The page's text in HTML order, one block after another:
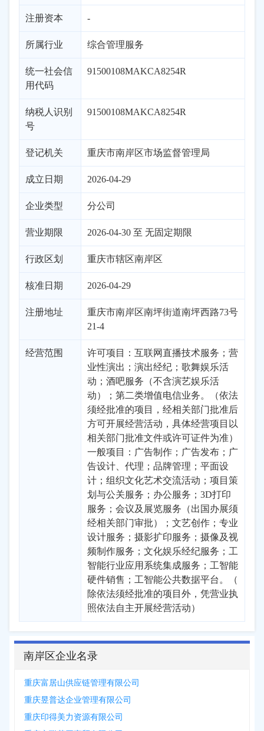
注册资本 -
所属行业 综合管理服务
统一社会信
用代码
91500108MAKCA8254R
纳税人识别
号
91500108MAKCA8254R
登记机关 重庆市南岸区市场监督管理局
成立日期 2026-04-29
企业类型 分公司
营业期限 2026-04-30 至 无固定期限
行政区划 重庆市辖区南岸区
核准日期 2026-04-29
注册地址
重庆市南岸区南坪街道南坪西路73号
21-4
经营范围
许可项目：互联网直播技术服务；营
业性演出；演出经纪；歌舞娱乐活
动；酒吧服务（不含演艺娱乐活
动）；第二类增值电信业务。（依法
须经批准的项目，经相关部门批准后
方可开展经营活动，具体经营项目以
相关部门批准文件或许可证件为准）
一般项目：广告制作；广告发布；广
告设计、代理；品牌管理；平面设
计；组织文化艺术交流活动；项目策
划与公关服务；办公服务；3D打印
服务；会议及展览服务（出国办展须
经相关部门审批）；文艺创作；专业
设计服务；摄影扩印服务；摄像及视
频制作服务；文化娱乐经纪服务；工
智能行业应用系统集成服务；工智能
硬件销售；工智能公共数据平台。（
除依法须经批准的项目外，凭营业执
照依法自主开展经营活动）
南岸区企业名录
重庆富居山供应链管理有限公司
重庆昱普达企业管理有限公司
重庆印得美力资源有限公司